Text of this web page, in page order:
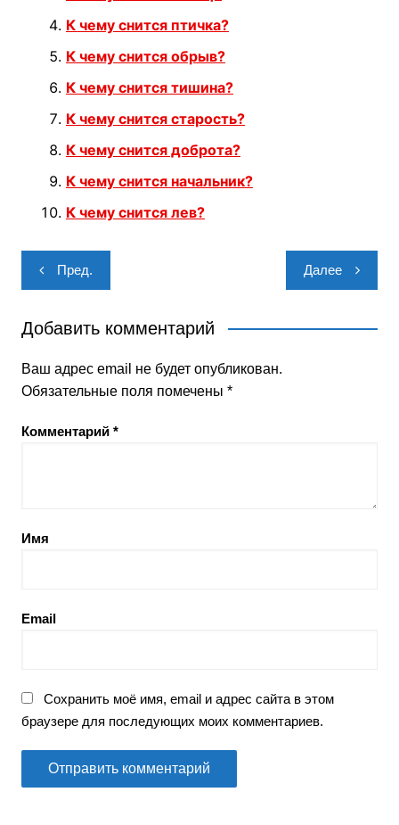
К чему снится птичка?
К чему снится обрыв?
К чему снится тишина?
К чему снится старость?
К чему снится доброта?
К чему снится начальник?
К чему снится лев?
Навигация
по
записям
Пред. Далее
Добавить комментарий
Ваш адрес email не будет опубликован.
Обязательные поля помечены *
Комментарий *
Имя
Email
Сохранить моё имя, email и адрес сайта в этом
браузере для последующих моих комментариев.